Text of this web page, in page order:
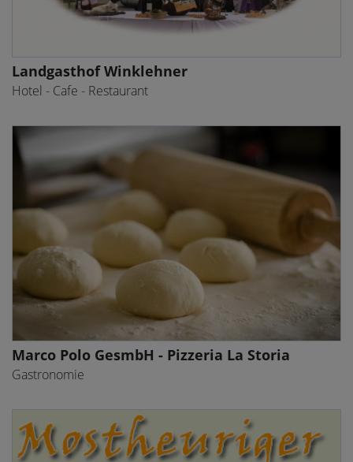
Landgasthof Winklehner
Hotel - Cafe - Restaurant
Marco Polo GesmbH - Pizzeria La Storia
Gastronomie